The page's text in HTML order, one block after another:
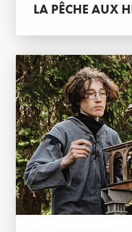
LA PÊCHE AUX